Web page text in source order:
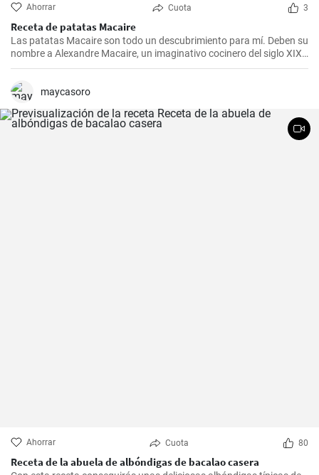
Ahorrar Cuota 3
Receta de patatas Macaire
Las patatas Macaire son todo un descubrimiento para mí. Deben su
nombre a Alexandre Macaire, un imaginativo cocinero del siglo XIX.
Este plato de patatas de sabor exquisito es en realidad muy sencillo
cocinar con mi familia los fines de semana, cuando podemos
disfrutar todos juntos de una comida. Con un poco de práctica,
¡tendrás una sabrosa receta de guarnición en tu repertorio culinario
en un abrir y cerrar de ojos!
maycasoro
Ahorrar Cuota 80
Receta de la abuela de albóndigas de bacalao casera